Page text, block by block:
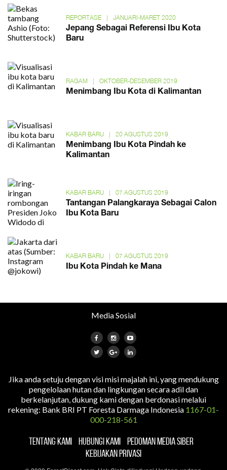
REPORTASE | JANUARI-MARET 2020
Jepang Sebagai Referensi Ibu Kota
Baru
RAGAM | OKTOBER-DESEMBER 2019
Menimbang Ibu Kota di Kalimantan
KABAR BARU | 20 AGUSTUS 2019
Menimbang Ibu Kota Pindah ke
Kalimantan
KABAR BARU | 07 AGUSTUS 2019
Tantangan Palangkaraya Sebagai Calon
Ibu Kota Baru
KABAR BARU | 07 AGUSTUS 2019
Ibu Kota Pindah ke Mana
Media Sosial
Jika anda setuju dengan visi misi majalah ini, yang mendukung
pengelolaan hutan dan lingkungan secara adil dan
berkelanjutan, dukung kami dengan berdonasi melalui
rekening: Bank BRI PT Foresta Darmaga Indonesia 1167-01-
000-218-561
TENTANG KAMI HUBUNGI KAMI
PEDOMAN MEDIA SIBER
KEBIJAKAN PRIVASI